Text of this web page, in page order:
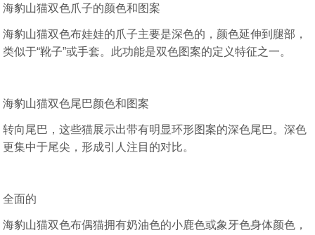
海豹山猫双色爪子的颜色和图案
海豹山猫双色布娃娃的爪子主要是深色的，颜色延伸到腿部，
类似于“靴子”或手套。此功能是双色图案的定义特征之一。
海豹山猫双色尾巴颜色和图案
转向尾巴，这些猫展示出带有明显环形图案的深色尾巴。深色
更集中于尾尖，形成引人注目的对比。
全面的
海豹山猫双色布偶猫拥有奶油色的小鹿色或象牙色身体颜色，